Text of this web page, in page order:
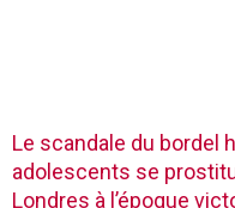
Le scandale du bordel
adolescents se
Londres à l’époque